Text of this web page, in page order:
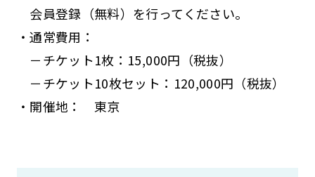
会員登録（無料）を行ってください。
・通常費用：
－チケット1枚：15,000円（税抜）
－チケット10枚セット：120,000円（税抜）
・開催地： 東京